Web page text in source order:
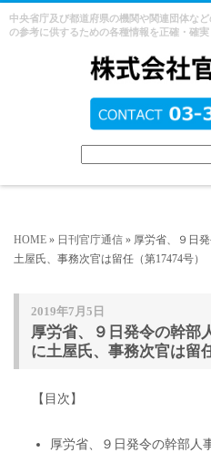
中央省庁及び都道府県の機関や関連団体な
の参考に供するための各種情報を正確・確実
HOME » 日刊官庁通信 » 厚労省、９日
土屋氏、事務次官は留任（第17474号）
2019年7月5日
厚労省、９日発令の幹
に土屋氏、事務次官は留
【目次】
厚労省、９日発令の幹部人